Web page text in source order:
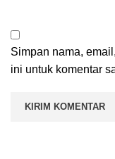
Simpan nama,
ini untuk komentar